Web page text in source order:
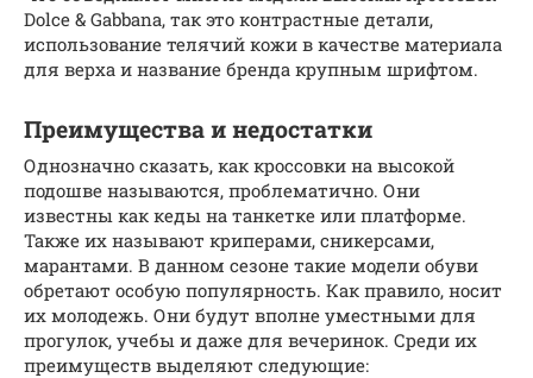
Dolce & Gabbana, так это контрастные детали,
использование телячий кожи в качестве материала
для верха и название бренда крупным шрифтом.
Преимущества и недостатки
Однозначно сказать, как кроссовки на высокой
подошве называются, проблематично. Они
известны как кеды на танкетке или платформе.
Также их называют криперами, сникерсами,
марантами. В данном сезоне такие модели обуви
обретают особую популярность. Как правило, носит
их молодежь. Они будут вполне уместными для
прогулок, учебы и даже для вечеринок. Среди их
преимуществ выделяют следующие: